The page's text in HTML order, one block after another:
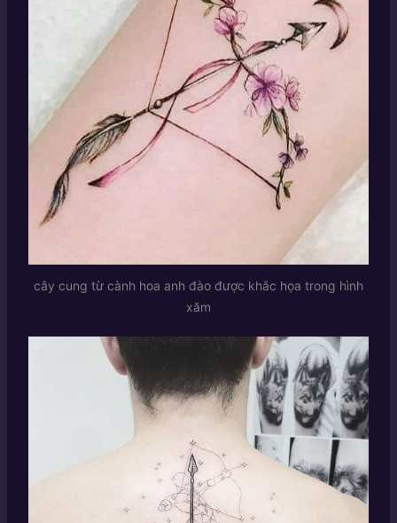
cây cung từ cành hoa anh đào được khắc họa trong hình
xăm